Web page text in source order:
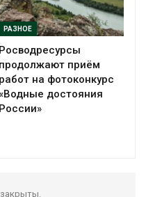
РАЗНОЕ
Росводресурсы
продолжают приём
работ на фотоконкурс
достояния
России»